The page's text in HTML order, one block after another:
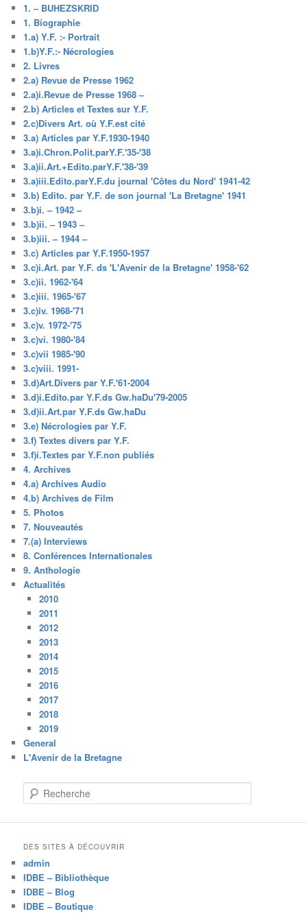
1. – BUHEZSKRID
1. Biographie
1.a) Y.F. :- Portrait
1.b)Y.F.:- Nécrologies
2. Livres
2.a) Revue de Presse 1962
2.a)i.Revue de Presse 1968 –
2.b) Articles et Textes sur Y.F.
2.c)Divers Art. où Y.F.est cité
3.a) Articles par Y.F.1930-1940
3.a)i.Chron.Polit.parY.F.'35-'38
3.a)ii.Art.+Edito.parY.F.'38-'39
3.a)iii.Edito.parY.F.du journal 'Côtes du Nord' 1941-42
3.b) Edito. par Y.F. de son journal 'La Bretagne' 1941
3.b)i. – 1942 –
3.b)ii. – 1943 –
3.b)iii. – 1944 –
3.c) Articles par Y.F.1950-1957
3.c)i.Art. par Y.F. ds 'L'Avenir de la Bretagne' 1958-'62
3.c)ii. 1962-'64
3.c)iii. 1965-'67
3.c)iv. 1968-'71
3.c)v. 1972-'75
3.c)vi. 1980-'84
3.c)vii 1985-'90
3.c)viii. 1991-
3.d)Art.Divers par Y.F.'61-2004
3.d)i.Edito.par Y.F.ds Gw.haDu'79-2005
3.d)ii.Art.par Y.F.ds Gw.haDu
3.e) Nécrologies par Y.F.
3.f) Textes divers par Y.F.
3.f)i.Textes par Y.F.non publiés
4. Archives
4.a) Archives Audio
4.b) Archives de Film
5. Photos
7. Nouveautés
7.(a) Interviews
8. Conférences Internationales
9. Anthologie
Actualités
2010
2011
2012
2013
2014
2015
2016
2017
2018
2019
General
L'Avenir de la Bretagne
e
c
h
e
DES SITES À DÉCOUVRIR
admin
IDBE – Bibliothèque
IDBE – Blog
IDBE – Boutique